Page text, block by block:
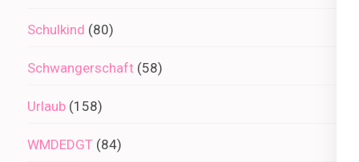
Schulkind (80)
Schwangerschaft (58)
Urlaub (158)
WMDEDGT (84)